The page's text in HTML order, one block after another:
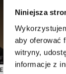
Niniejsza
aby oferować
witryny,
informacje z